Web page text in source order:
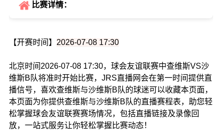
比赛详情：
【开赛时间】 2026-07-08 17:30
北京时间2026-07-08 17:30，球会友谊联赛中查维斯VS沙
维斯B队将准时开始比赛，JRS直播网会在第一时间提供直
播信号，喜欢查维斯与沙维斯B队的球迷可以收藏本页面，
本页面为你提供查维斯与沙维斯B队的直播赛程表，助您轻
松掌握球会友谊联赛赛场情况，包括直播链接及录像回
放，一站式服务让你轻松掌握比赛动态！